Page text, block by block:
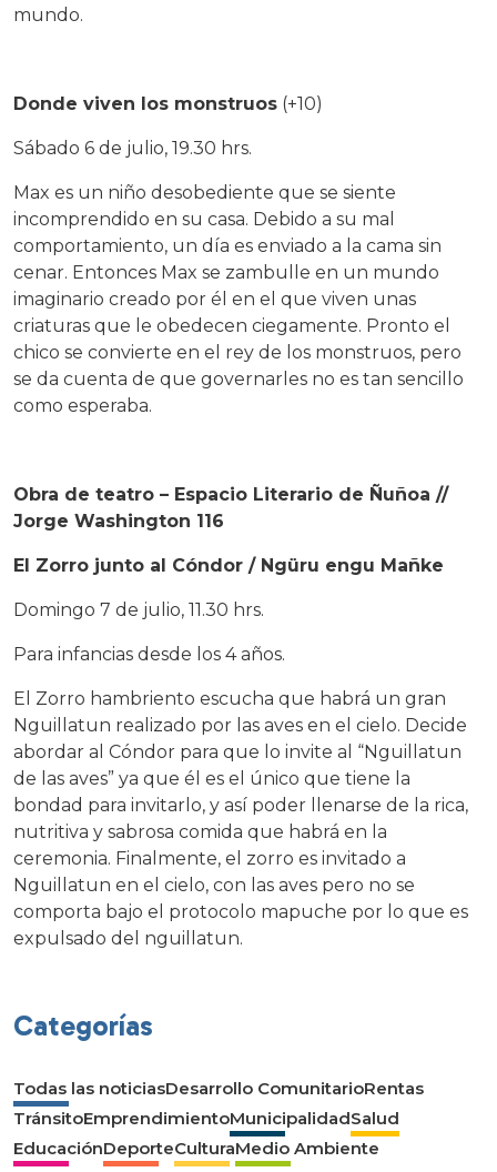
mundo.
Donde viven los monstruos (+10)
Sábado 6 de julio, 19.30 hrs.
Max es un niño desobediente que se siente
incomprendido en su casa. Debido a su mal
comportamiento, un día es enviado a la cama sin
cenar. Entonces Max se zambulle en un mundo
imaginario creado por él en el que viven unas
criaturas que le obedecen ciegamente. Pronto el
chico se convierte en el rey de los monstruos, pero
se da cuenta de que governarles no es tan sencillo
como esperaba.
Obra de teatro – Espacio Literario de Ñuñoa //
Jorge Washington 116
El Zorro junto al Cóndor / Ngüru engu Mañke
Domingo 7 de julio, 11.30 hrs.
Para infancias desde los 4 años.
El Zorro hambriento escucha que habrá un gran
Nguillatun realizado por las aves en el cielo. Decide
abordar al Cóndor para que lo invite al “Nguillatun
de las aves” ya que él es el único que tiene la
bondad para invitarlo, y así poder llenarse de la rica,
nutritiva y sabrosa comida que habrá en la
ceremonia. Finalmente, el zorro es invitado a
Nguillatun en el cielo, con las aves pero no se
comporta bajo el protocolo mapuche por lo que es
expulsado del nguillatun.
Categorías
Todas las noticiasDesarrollo ComunitarioRentas
TránsitoEmprendimientoMunicipalidadSalud
EducaciónDeporteCulturaMedio Ambiente